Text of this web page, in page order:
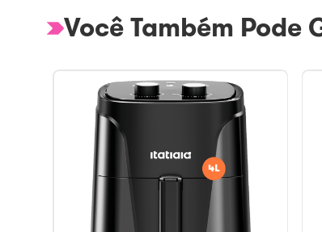
Você Também Pode